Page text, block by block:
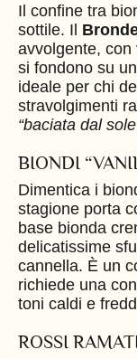
Il confine tra
sottile. Il
avvolgente,
si fondono su
ideale per chi
stravolgimenti
“baciata dal
BIONDI
Dimentica i
stagione porta
base bionda
delicatissime
cannella. È un
richiede una
toni caldi e
ROSSI